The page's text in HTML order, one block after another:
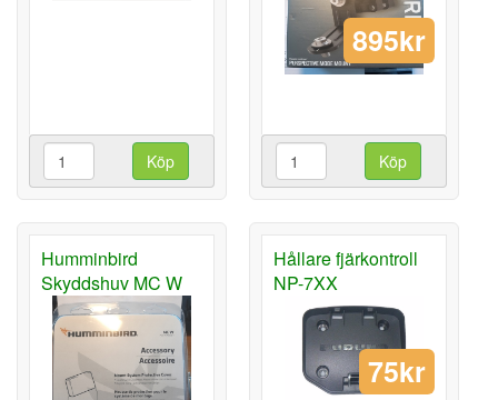
Köp
895kr
Köp
Humminbird
Skyddshuv MC W
Hållare fjärkontroll
NP-7XX
75kr